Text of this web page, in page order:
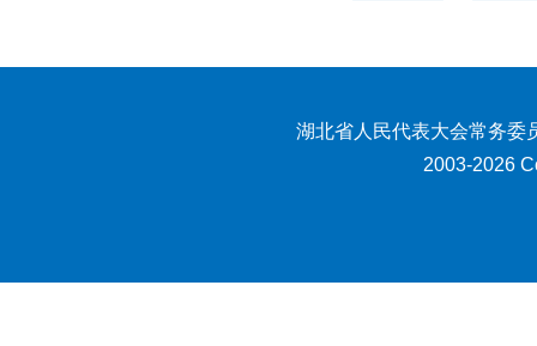
湖北省人民代表大会常务委
2003-2026